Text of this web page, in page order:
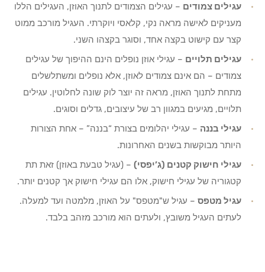
עגילים צמודים – עגילים הצמודים לתנוך האוזן, העגילים הללו
מעניקים לאישה מראה נקי, קלאסי ויוקרתי. העגיל מורכב ממוט
קצר עם קישוט בקצה אחד, וסוגר בקצהו השני.
עגילים תלויים – עגילי אוזן נופלים הינם ההיפוך של עגילים
צמודים – הם אינם צמודים לאוזן, אלא נופלים ומשתלשלים
מתחת לתנוך האוזן, מראה זה יוצר לוק שונה לחלוטין. עגילים
תלויים, מגיעים במגוון רב של עיצובים, גדלים וסוגים.
עגילי בננה – עגילי יהלומים בצורת “בננה” – אחת הצורות
היותר מבוקשות בשנים האחרונות.
עגילי חישוק קטנים (ג’יפסי) – (עגיל טבעת באוזן) זאת תת
קטגוריה של עגילי חישוק, אלו הם עגילי חישוק אך קטנים יותר.
עגיל מטפס – עגיל ש"מטפס" על האוזן, מלמטה ועד למעלה.
לעתים העגיל משובץ, ולעתים הוא מורכב מזהב בלבד.